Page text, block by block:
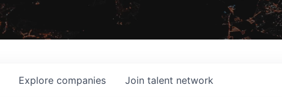
Explore companies Join talent network